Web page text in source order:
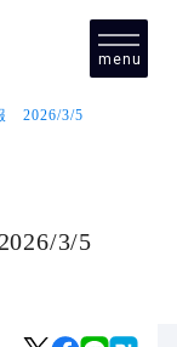
menu
close
2026/3/5
3/5